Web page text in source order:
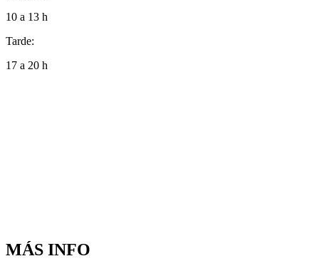
10 a 13 h
Tarde:
17 a 20 h
MÁS INFO